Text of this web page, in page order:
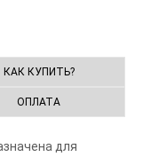
КАК КУПИТЬ?
ОПЛАТА
для